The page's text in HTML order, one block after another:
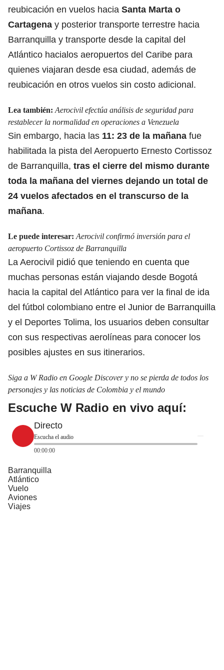
reubicación en vuelos hacia Santa Marta o
Cartagena y posterior transporte terrestre hacia
Barranquilla y transporte desde la capital del
Atlántico hacialos aeropuertos del Caribe para
quienes viajaran desde esa ciudad, además de
reubicación en otros vuelos sin costo adicional.
Lea también: Aerocivil efectúa análisis de seguridad para
restablecer la normalidad en operaciones a Venezuela
Sin embargo, hacia las 11: 23 de la mañana fue
habilitada la pista del Aeropuerto Ernesto Cortissoz
de Barranquilla, tras el cierre del mismo durante
toda la mañana del viernes dejando un total de
24 vuelos afectados en el transcurso de la
mañana.
Le puede interesar: Aerocivil confirmó inversión para el
aeropuerto Cortissoz de Barranquilla
La Aerocivil pidió que teniendo en cuenta que
muchas personas están viajando desde Bogotá
hacia la capital del Atlántico para ver la final de ida
del fútbol colombiano entre el Junior de Barranquilla
y el Deportes Tolima, los usuarios deben consultar
con sus respectivas aerolíneas para conocer los
posibles ajustes en sus itinerarios.
Siga a W Radio en Google Discover y no se pierda de todos los
personajes y las noticias de Colombia y el mundo
Escuche W Radio en vivo aquí:
Directo
Escucha el audio
00:00:00
Barranquilla
Atlántico
Vuelo
Aviones
Viajes